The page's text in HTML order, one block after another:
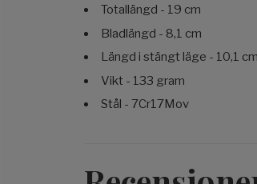
Totallängd - 19 cm
Bladlängd - 8,1 cm
Längd i stängt läge - 10,1 cm
Vikt - 133 gram
Stål - 7Cr17Mov